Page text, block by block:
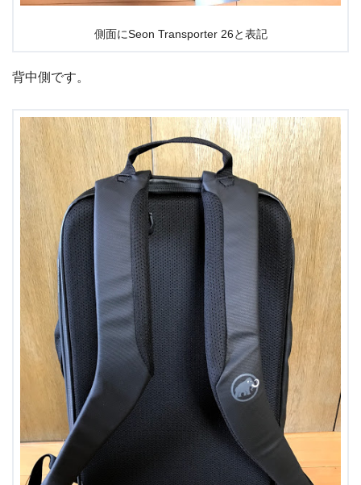
側面にSeon Transporter 26と表記
背中側です。